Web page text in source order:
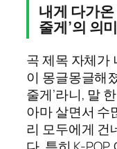
내게 다가
줄게’의 의미
곡 제목 자체가
이 몽글몽글해
줄게’라니, 말
아마 살면서 수
리 모두에게 건